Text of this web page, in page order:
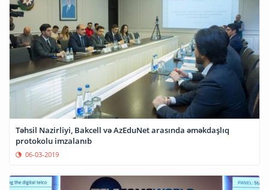
Təhsil Nazirliyi, Bakcell və AzEduNet arasında əməkdaşlıq
protokolu imzalanıb
06-03-2019